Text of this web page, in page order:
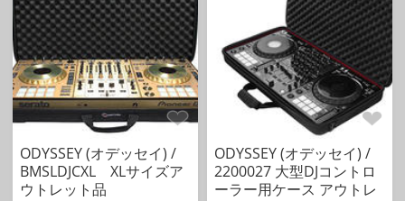
ODYSSEY (オデッセイ) /
BMSLDJCXL XLサイズア
ウトレット品
ODYSSEY (オデッセイ) /
2200027 大型DJコントロ
ーラー用ケース アウトレ